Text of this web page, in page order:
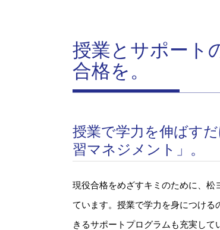
授業とサポート
合格を。
授業で学力を伸ばす
習マネジメント」。
現役合格をめざすキミのために、
ています。授業で学力を身につけ
きるサポートプログラムも充実して